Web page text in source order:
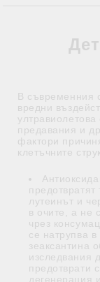
В съвременния
вредни
предавания и
фактори
клетъчните
предотвратят
лутеинът и
в очите, а не
чрез
се натрупва
зеаксантина
изследвания
предотврати
дегенерация